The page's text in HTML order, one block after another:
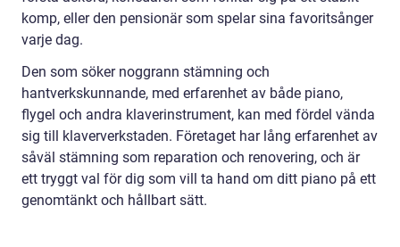
komp, eller den pensionär som spelar sina favoritsånger
varje dag.
Den som söker noggrann stämning och
hantverkskunnande, med erfarenhet av både piano,
flygel och andra klaverinstrument, kan med fördel vända
sig till klaververkstaden. Företaget har lång erfarenhet av
såväl stämning som reparation och renovering, och är
ett tryggt val för dig som vill ta hand om ditt piano på ett
genomtänkt och hållbart sätt.